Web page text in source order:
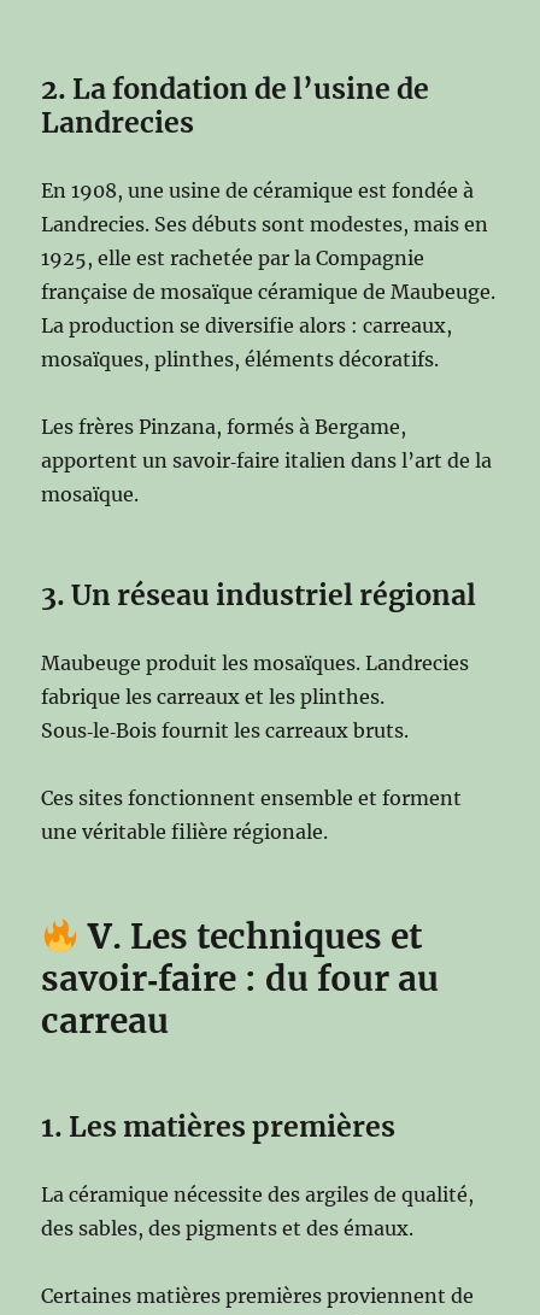
2. La fondation de l’usine de
Landrecies
En 1908, une usine de céramique est fondée à
Landrecies. Ses débuts sont modestes, mais en
1925, elle est rachetée par la Compagnie
française de mosaïque céramique de Maubeuge.
La production se diversifie alors : carreaux,
mosaïques, plinthes, éléments décoratifs.
Les frères Pinzana, formés à Bergame,
apportent un savoir‑faire italien dans l’art de la
mosaïque.
3. Un réseau industriel régional
Maubeuge produit les mosaïques. Landrecies
fabrique les carreaux et les plinthes.
Sous‑le‑Bois fournit les carreaux bruts.
Ces sites fonctionnent ensemble et forment
une véritable filière régionale.
V. Les techniques et
savoir‑faire : du four au
carreau
1. Les matières premières
La céramique nécessite des argiles de qualité,
des sables, des pigments et des émaux.
Certaines matières premières proviennent de